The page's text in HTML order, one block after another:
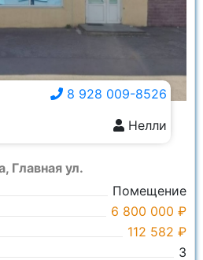
не выбрано
Главная ул.
Помещение
6 800 000 ₽
112 582 ₽
3
8 928 009-8526
Нелли